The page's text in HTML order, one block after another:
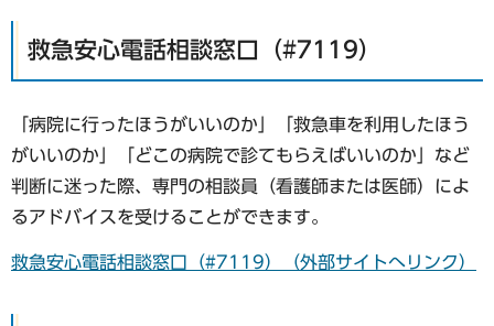
救急安心電話相談窓口（#7119）
「病院に行ったほうがいいのか」「救急車を利用したほう
がいいのか」「どこの病院で診てもらえばいいのか」など
判断に迷った際、専門の相談員（看護師または医師）によ
るアドバイスを受けることができます。
救急安心電話相談窓口（#7119）（外部サイトへリンク）